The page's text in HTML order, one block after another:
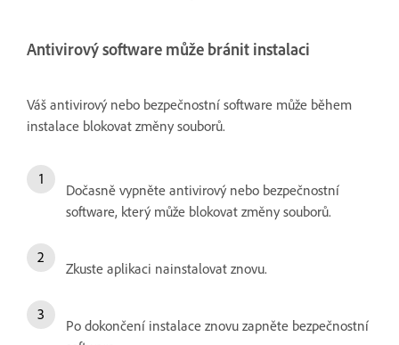
Antivirový software může bránit instalaci
Váš antivirový nebo bezpečnostní software může během
instalace blokovat změny souborů.
Dočasně vypněte antivirový nebo bezpečnostní
software, který může blokovat změny souborů.
Zkuste aplikaci nainstalovat znovu.
Po dokončení instalace znovu zapněte bezpečnostní